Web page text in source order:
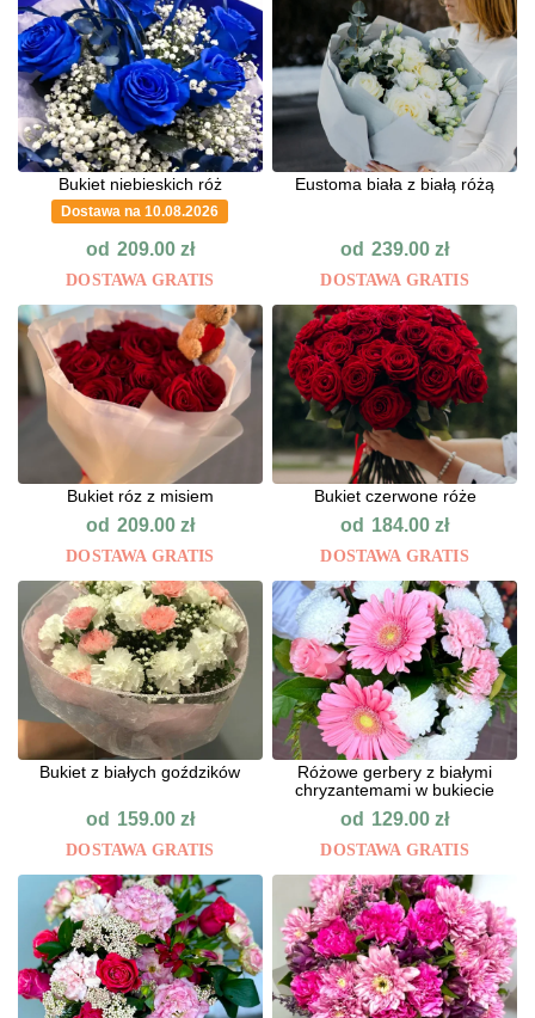
Bukiet niebieskich róż
Dostawa na 10.08.2026
od 209.00 zł
DOSTAWA GRATIS
Eustoma biała z białą różą
od 239.00zł
DOSTAWA GRATIS
Bukiet róz z misiem
od 209.00 zł
DOSTAWA GRATIS
Bukiet czerwone róże
od 184.00zł
DOSTAWA GRATIS
Bukiet z białych goździków
od 159.00 zł
DOSTAWA GRATIS
Różowe gerbery z białymi
chryzantemami w bukiecie
od 129.00zł
DOSTAWA GRATIS